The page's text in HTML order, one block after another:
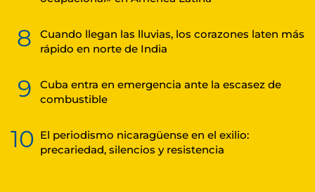
8
Cuando llegan las lluvias, los corazones laten más
rápido en norte de India
9
Cuba entra en emergencia ante la escasez de
combustible
10 El periodismo nicaragüense en el exilio:
precariedad, silencios y resistencia